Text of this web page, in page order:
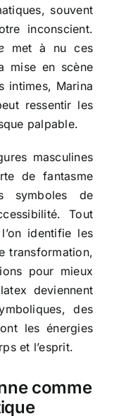
souvent
inconscient.
met à nu ces
mise en scène
intimes, Marina
ressentir les
palpable.
masculines
de fantasme
symboles de
Tout
identifie les
transformation,
pour mieux
deviennent
des
les énergies
et l’esprit.
comme